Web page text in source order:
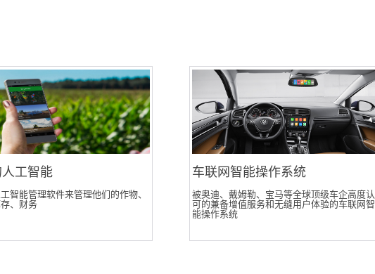
工智能
智能管理软件来管理他们的作物、
、财务
车联网智能操作系统
被奥迪、戴姆勒、宝马等全球顶级车企高度认
可的兼备增值服务和无缝用户体验的车联网智
能操作系统